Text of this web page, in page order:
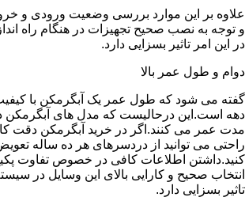
علاوه بر این موارد بررسی وضعیت ورودی و
و توجه به نصب صحیح تجهیزات در هنگام راه
در این امر تاثیر بسزایی دارد.
دوام و طول عمر بالا
گفته می شود که طول عمر یک آبگرمکن با
دهه است.این درحالیست که مدل های آبگرمکن
مدت عمر می کنند.اگر در خرید آبگرمکن دقت
راحتی می توانید از دردسرهای هر ده ساله
کنید.داشتن اطلاعات کافی در خصوص تفاوت
انتخاب صحیح و کارایی بالای این وسایل در
تاثیر بسزایی دارد.